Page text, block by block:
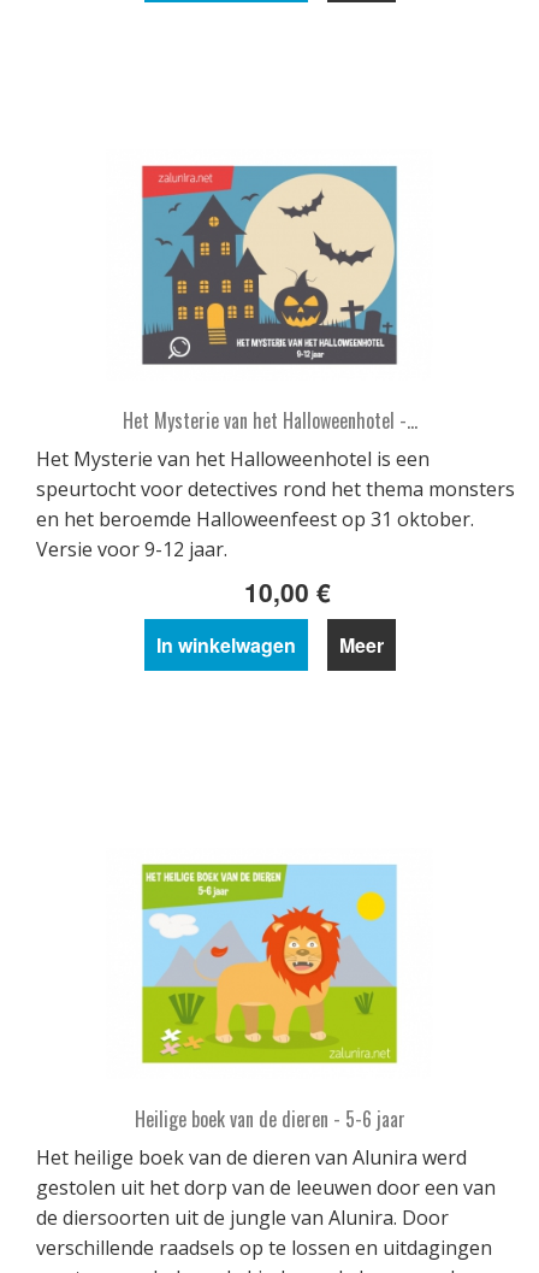
Het Mysterie van het Halloweenhotel -...
Het Mysterie van het Halloweenhotel is een
speurtocht voor detectives rond het thema monsters
en het beroemde Halloweenfeest op 31 oktober.
Versie voor 9-12 jaar.
10,00 €
In winkelwagen Meer
Heilige boek van de dieren - 5-6 jaar
Het heilige boek van de dieren van Alunira werd
gestolen uit het dorp van de leeuwen door een van
de diersoorten uit de jungle van Alunira. Door
verschillende raadsels op te lossen en uitdagingen